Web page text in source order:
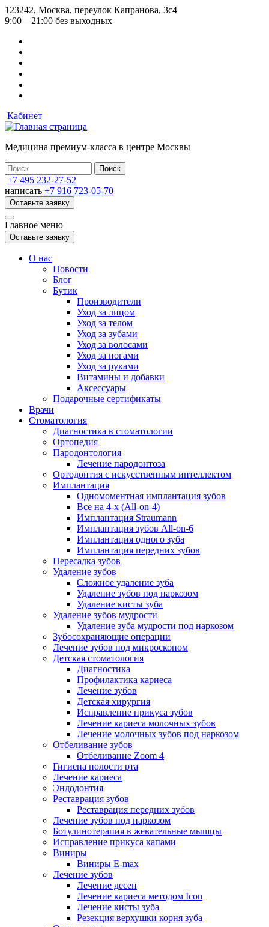
Перейти
к
содержанию
123242, Москва, переулок Капранова, 3с4
9:00 – 21:00 без выходных
Кабинет
Медицина премиум-класса в центре Москвы
+7 495 232-27-52
написать +7 916 723-05-70
Оставьте заявку
Главное меню
Оставьте заявку
О нас
Новости
Блог
Бутик
Производители
Уход за лицом
Уход за телом
Уход за зубами
Уход за волосами
Уход за ногами
Уход за руками
Витамины и добавки
Аксессуары
Подарочные сертификаты
Врачи
Стоматология
Диагностика в стоматологии
Ортопедия
Пародонтология
Лечение пародонтоза
Ортодонтия с искусственным интеллектом
Имплантация
Одномоментная имплантация зубов
Все на 4-х (All-on-4)
Имплантация Straumann
Имплантация зубов All-on-6
Имплантация одного зуба
Имплантация передних зубов
Пересадка зубов
Удаление зубов
Сложное удаление зуба
Удаление зубов под наркозом
Удаление кисты зуба
Удаление зубов мудрости
Удаление зуба мудрости под наркозом
Зубосохраняющие операции
Лечение зубов под микроскопом
Детская стоматология
Диагностика
Профилактика кариеса
Лечение зубов
Детская хирургия
Исправление прикуса зубов
Лечение кариеса молочных зубов
Лечение молочных зубов под наркозом
Отбеливание зубов
Отбеливание Zoom 4
Гигиена полости рта
Лечение кариеса
Эндодонтия
Реставрация зубов
Реставрация передних зубов
Лечение зубов под наркозом
Ботулинотерапия в жевательные мышцы
Исправление прикуса капами
Виниры
Виниры E-max
Лечение зубов
Лечение десен
Лечение кариеса методом Icon
Лечение кисты зуба
Резекция верхушки корня зуба